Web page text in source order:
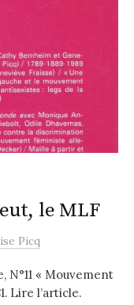
le MLF
Picq
N°11 « Mouvement
Lire l’article.